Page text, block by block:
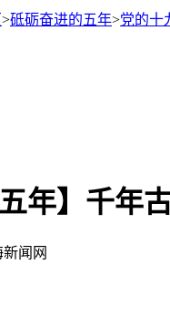
>砥砺奋进的五年>党的十
年】千年
闻网